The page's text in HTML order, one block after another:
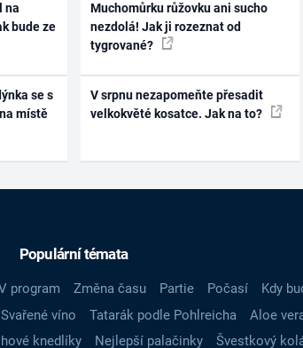
na
bude ze
se s
místě
Muchomůrku růžovku ani sucho
nezdolá! Jak ji rozeznat od
tygrované?
V srpnu nezapomeňte přesadit
velkokvěté kosatce. Jak na to?
Populární témata
program Změna času Partie Počasí Kdy
Svařené víno Tatarák podle Pohlreicha Aloe
knedlíky Nejlepší palačinky Švestkový